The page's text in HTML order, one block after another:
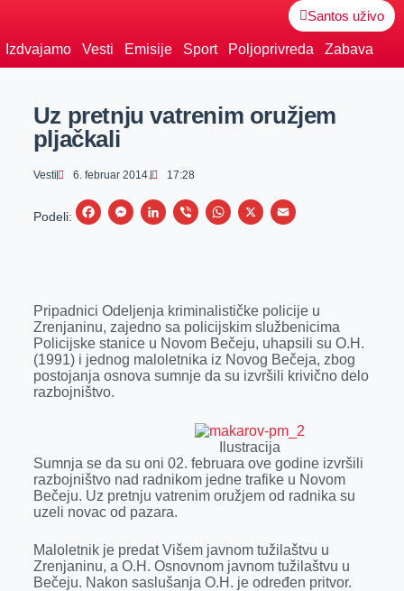
Santos uživo
Izdvajamo Vesti Emisije Sport Poljoprivreda Zabava
Uz pretnju vatrenim oružjem
pljačkali
Vesti 6. februar 2014. 17:28
Podeli:
F
b
o
o
k
M
e
n
g
L
e
d
I
V
r
W
s
A
p
X
E
l
Pripadnici Odeljenja kriminalističke policije u
Zrenjaninu, zajedno sa policijskim službenicima
Policijske stanice u Novom Bečeju, uhapsili su O.H.
(1991) i jednog maloletnika iz Novog Bečeja, zbog
postojanja osnova sumnje da su izvršili krivično delo
razbojništvo.
Ilustracija
Sumnja se da su oni 02. februara ove godine izvršili
razbojništvo nad radnikom jedne trafike u Novom
Bečeju. Uz pretnju vatrenim oružjem od radnika su
uzeli novac od pazara.
Maloletnik je predat Višem javnom tužilaštvu u
Zrenjaninu, a O.H. Osnovnom javnom tužilaštvu u
Bečeju. Nakon saslušanja O.H. je određen pritvor.